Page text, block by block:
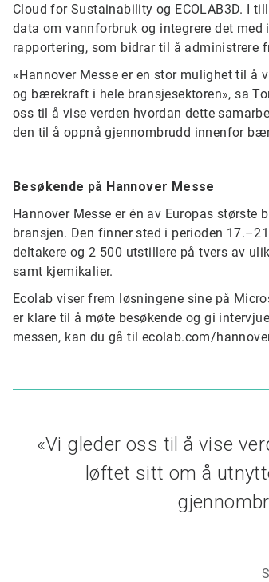
Cloud for Sustainability og ECOLAB3D. I
data om vannforbruk og integrere det
rapportering, som bidrar til å administrere
«Hannover Messe er en stor mulighet til
og bærekraft i hele bransjesektoren», sa
oss til å vise verden hvordan dette
den til å oppnå gjennombrudd innenfor
Besøkende på Hannover Messe
Hannover Messe er én av Europas største
bransjen. Den finner sted i perioden
deltakere og 2 500 utstillere på tvers av
samt kjemikalier.
Ecolab viser frem løsningene sine på
er klare til å møte besøkende og gi
messen, kan du gå til ecolab.com/
«Vi gleder oss til å vise
løftet sitt om å